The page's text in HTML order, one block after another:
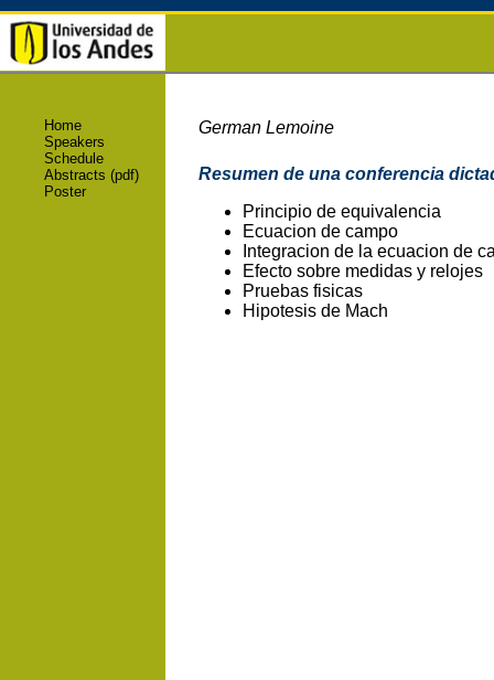
Home
Speakers
Schedule
Abstracts (pdf)
Poster
German Lemoine
Resumen de una conferencia
Principio de equivalencia
Ecuacion de campo
Integracion de la ecuacion de
Efecto sobre medidas y relojes
Pruebas fisicas
Hipotesis de Mach